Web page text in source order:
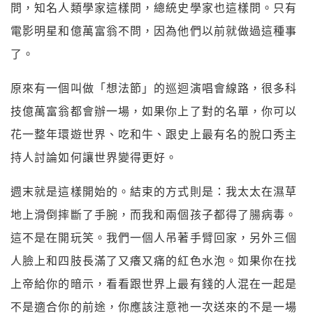
問，知名人類學家這樣問，總統史學家也這樣問。只有
電影明星和億萬富翁不問，因為他們以前就做過這種事
了。
原來有一個叫做「想法節」的巡迴演唱會線路，很多科
技億萬富翁都會辦一場，如果你上了對的名單，你可以
花一整年環遊世界、吃和牛、跟史上最有名的脫口秀主
持人討論如何讓世界變得更好。
週末就是這樣開始的。結束的方式則是：我太太在濕草
地上滑倒摔斷了手腕，而我和兩個孩子都得了腸病毒。
這不是在開玩笑。我們一個人吊著手臂回家，另外三個
人臉上和四肢長滿了又癢又痛的紅色水泡。如果你在找
上帝給你的暗示，看看跟世界上最有錢的人混在一起是
不是適合你的前途，你應該注意祂一次送來的不是一場